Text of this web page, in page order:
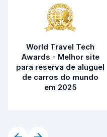
World Travel Tech
Awards - Melhor site
para reserva de aluguel
de carros do mundo
em 2025